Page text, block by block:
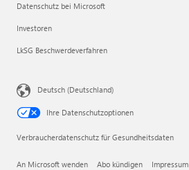
Datenschutz bei Microsoft
Investoren
LkSG Beschwerdeverfahren
Deutsch (Deutschland)
Ihre Datenschutzoptionen
Verbraucherdatenschutz für Gesundheitsdaten
An Microsoft wenden Abo kündigen Impressum